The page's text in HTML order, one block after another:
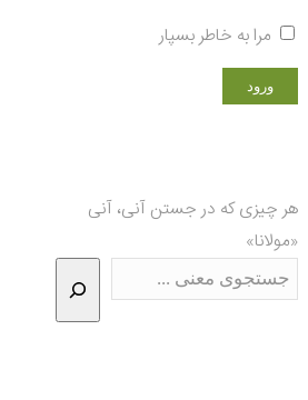
مرا به خاطر بسپار
هر چیزی که در جستن آنی، آنی
«مولانا»